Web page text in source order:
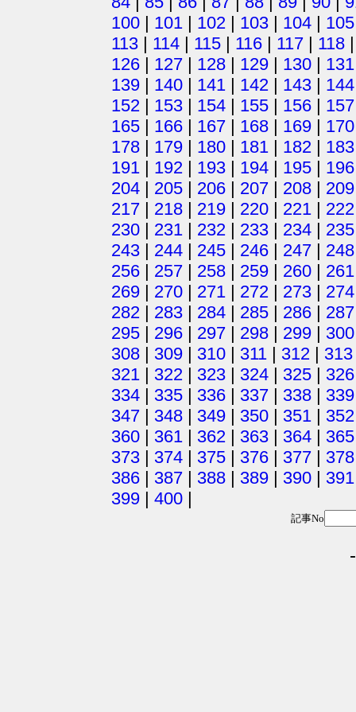
100 | 101 | 102 | 103 | 104 | 105
113 | 114 | 115 | 116 | 117 | 118
126 | 127 | 128 | 129 | 130 | 131
139 | 140 | 141 | 142 | 143 | 144
152 | 153 | 154 | 155 | 156 | 157
165 | 166 | 167 | 168 | 169 | 170
178 | 179 | 180 | 181 | 182 | 183
191 | 192 | 193 | 194 | 195 | 196
204 | 205 | 206 | 207 | 208 | 209
217 | 218 | 219 | 220 | 221 | 222
230 | 231 | 232 | 233 | 234 | 235
243 | 244 | 245 | 246 | 247 | 248
256 | 257 | 258 | 259 | 260 | 261
269 | 270 | 271 | 272 | 273 | 274
282 | 283 | 284 | 285 | 286 | 287
295 | 296 | 297 | 298 | 299 | 300
308 | 309 | 310 | 311 | 312 | 313
321 | 322 | 323 | 324 | 325 | 326
334 | 335 | 336 | 337 | 338 | 339
347 | 348 | 349 | 350 | 351 | 352
360 | 361 | 362 | 363 | 364 | 365
373 | 374 | 375 | 376 | 377 | 378
386 | 387 | 388 | 389 | 390 | 391
399 | 400 |
記事No